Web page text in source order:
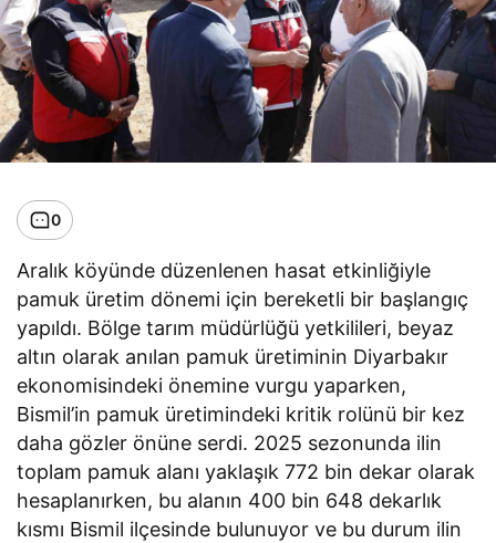
0
Aralık köyünde düzenlenen hasat etkinliğiyle
pamuk üretim dönemi için bereketli bir başlangıç
yapıldı. Bölge tarım müdürlüğü yetkilileri, beyaz
altın olarak anılan pamuk üretiminin Diyarbakır
ekonomisindeki önemine vurgu yaparken,
Bismil’in pamuk üretimindeki kritik rolünü bir kez
daha gözler önüne serdi. 2025 sezonunda ilin
toplam pamuk alanı yaklaşık 772 bin dekar olarak
hesaplanırken, bu alanın 400 bin 648 dekarlık
kısmı Bismil ilçesinde bulunuyor ve bu durum ilin